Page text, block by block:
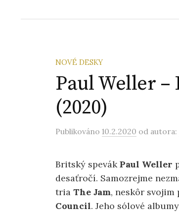
NOVÉ DESKY
Paul Weller –
(2020)
Publikováno 10.2.2020 od autora:
Britský spevákPaul Weller
desaťročí. Samozrejme
tria The Jam, neskôr
Council. Jeho sólové